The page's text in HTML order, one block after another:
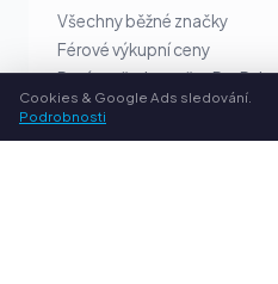
Všechny běžné značky
Férové výkupní ceny
Peníze předem přes PayPal
Osobní poradenství
Cookies & Google Ads sledování.
Podrobnosti